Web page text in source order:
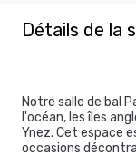
Détails de la
Notre salle de bal
l'océan, les îles
Ynez. Cet espace
occasions